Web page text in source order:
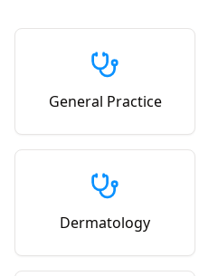
General Practice
Dermatology